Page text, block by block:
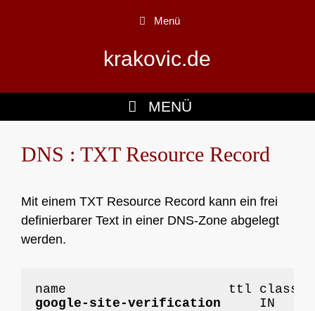
Menü
krakovic.de
MENÜ
DNS : TXT Resource Record
Mit einem TXT Resource Record kann ein frei
definierbarer Text in einer DNS-Zone abgelegt
werden.
google-site-verification
IN